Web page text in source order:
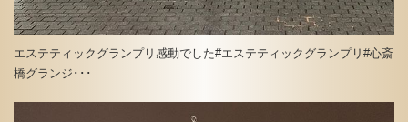
エステティックグランプリ感動でした#エステティックグランプリ#心斎
橋グランジ･･･